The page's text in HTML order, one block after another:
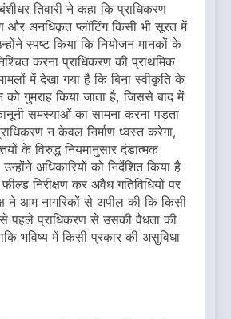
तिवारी ने कहा कि प्राधिकरण
और अनधिकृत प्लॉटिंग किसी भी सूरत में
स्पष्ट किया कि नियोजन मानकों के
करना प्राधिकरण की प्राथमिक
में देखा गया है कि बिना स्वीकृति के
गुमराह किया जाता है, जिससे बाद में
समस्याओं का सामना करना पड़ता
न केवल निर्माण ध्वस्त करेगा,
के विरुद्ध नियमानुसार दंडात्मक
अधिकारियों को निर्देशित किया है
निरीक्षण कर अवैध गतिविधियों पर
ने आम नागरिकों से अपील की कि किसी
से पहले प्राधिकरण से उसकी वैधता की
भविष्य में किसी प्रकार की असुविधा